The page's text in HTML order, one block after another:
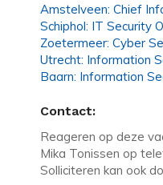
Amstelveen: Chief
Schiphol: IT Security
Zoetermeer: Cyber
Utrecht: Information
Baarn: Information
Contact:
Reageren op deze
Mika Tonissen op
Solliciteren kan ook